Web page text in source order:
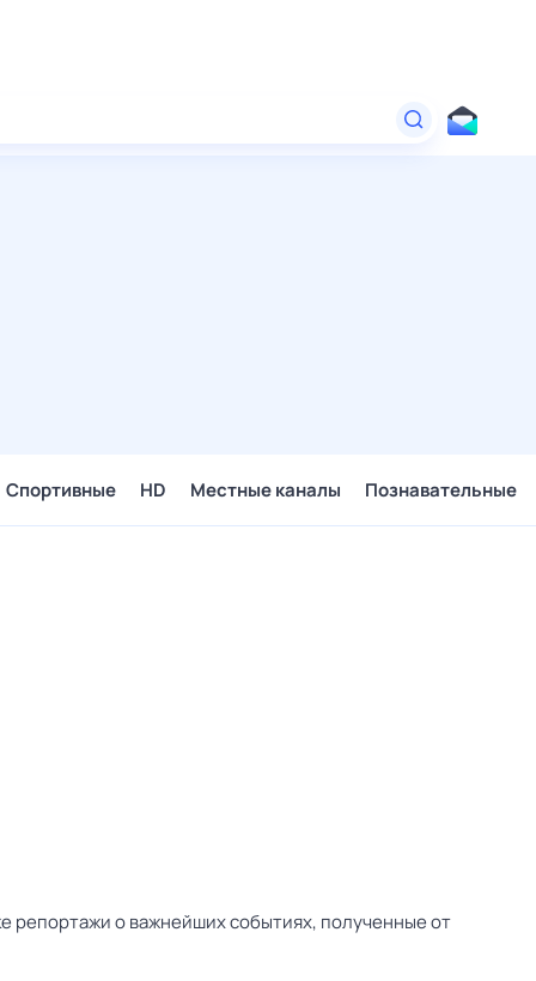
Спортивные HD Местные каналы Познавательные
репортажи о важнейших событиях, полученные от